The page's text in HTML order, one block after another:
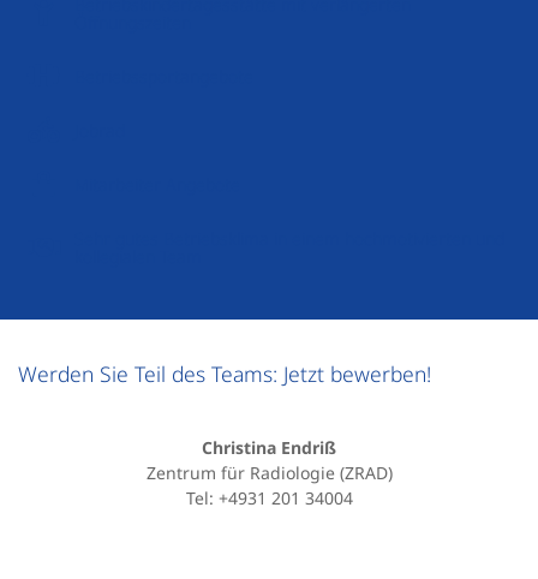
Werden Sie Teil des Teams: Jetzt bewerben!
Christina Endriß
Zentrum für Radiologie (ZRAD)
Tel: +4931 201 34004